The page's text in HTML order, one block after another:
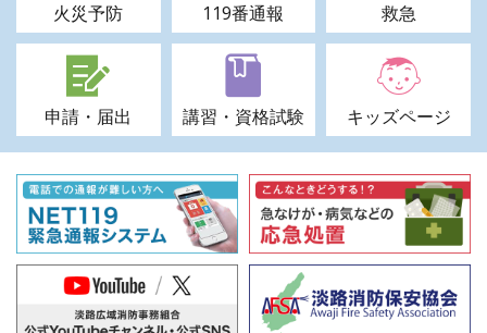
火災予防 119番通報 救急
申請・届出 講習・資格試験 キッズページ